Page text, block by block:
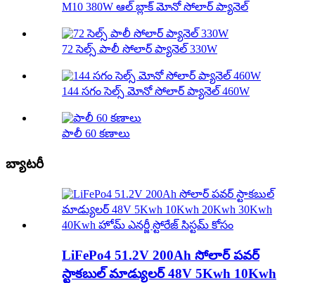
M10 380W ఆల్ బ్లాక్ మోనో సోలార్ ప్యానెల్
72 సెల్స్ పాలీ సోలార్ ప్యానెల్ 330W
144 సగం సెల్స్ మోనో సోలార్ ప్యానెల్ 460W
పాలీ 60 కణాలు
బ్యాటరీ
LiFePo4 51.2V 200Ah సోలార్ పవర్
స్టాకబుల్ మాడ్యులర్ 48V 5Kwh 10Kwh